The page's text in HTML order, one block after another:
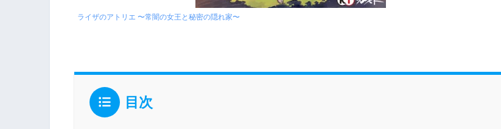
ライザのアトリエ 〜常闇の女王と秘密の隠れ家〜
目次